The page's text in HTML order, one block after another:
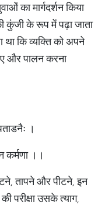
का मार्गदर्शन किया
कुंजी के रूप में पढ़ा जाता
था कि व्यक्ति को अपने
और पालन करना
।
कर्मणा ।।
तापने और पीटने, इन
परीक्षा उसके त्याग,